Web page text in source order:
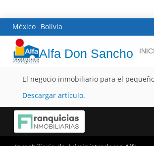
México Bolivia
Alfa Don Sancho
El negocio inmobiliario para el
Descargar artículo.